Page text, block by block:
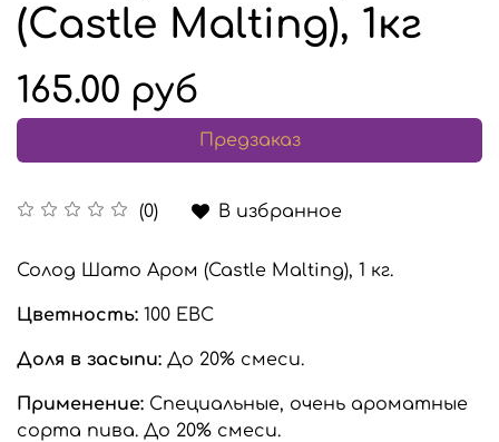
(Castle Malting), 1кг
(0) В избранное
165.00 руб
Предзаказ
Солод Шато Аром (Castle Malting), 1 кг.
Цветность: 100 EBC
Доля в засыпи: До 20% смеси.
Применение: Специальные, очень ароматные
сорта пива. До 20% смеси.